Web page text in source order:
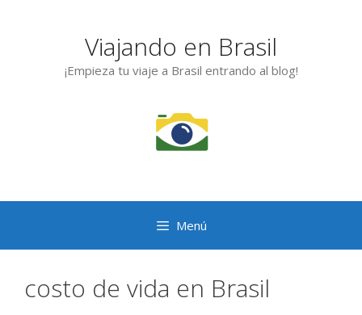
Viajando en Brasil
¡Empieza tu viaje a Brasil entrando al blog!
Menú
costo de vida en Brasil